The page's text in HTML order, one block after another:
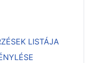
LISTÁJA